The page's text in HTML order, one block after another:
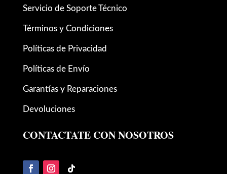
Servicio de Soporte Técnico
Términos y Condiciones
Políticas de Privacidad
Políticas de Envío
Garantías y Reparaciones
Devoluciones
CONTACTATE CON NOSOTROS